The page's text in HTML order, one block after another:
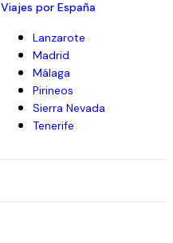
Viajes por España
Lanzarote
Madrid
Málaga
Pirineos
Sierra Nevada
Tenerife